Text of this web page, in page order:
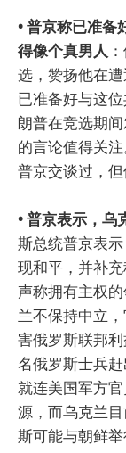
• 普京称已准备
得像个真男人
选，赞扬他在
已准备好与这
朗普在竞选期
的言论值得关
普京交谈过，
• 普京表示，乌
斯总统普京表
现和平，并补
声称拥有主权
兰不保持中立
害俄罗斯联邦
名俄罗斯士兵
就连美国军方
源，而乌克兰
斯可能与朝鲜举